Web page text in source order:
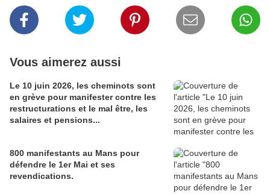
Vous aimerez aussi
Le 10 juin 2026, les cheminots sont
en grève pour manifester contre les
restructurations et le mal être, les
salaires et pensions...
800 manifestants au Mans pour
défendre le 1er Mai et ses
revendications.